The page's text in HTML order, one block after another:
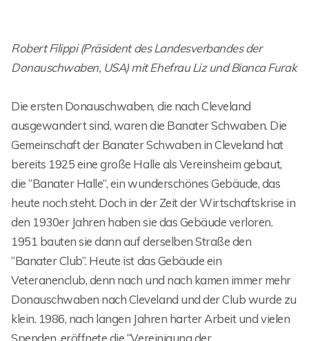
Robert Filippi (Präsident des Landesverbandes der
Donauschwaben, USA) mit Ehefrau Liz und Bianca Furak
Die ersten Donauschwaben, die nach Cleveland
ausgewandert sind, waren die Banater Schwaben. Die
Gemeinschaft der Banater Schwaben in Cleveland hat
bereits 1925 eine große Halle als Vereinsheim gebaut,
die “Banater Halle”, ein wunderschönes Gebäude, das
heute noch steht. Doch in der Zeit der Wirtschaftskrise in
den 1930er Jahren haben sie das Gebäude verloren.
1951 bauten sie dann auf derselben Straße den
“Banater Club”. Heute ist das Gebäude ein
Veteranenclub, denn nach und nach kamen immer mehr
Donauschwaben nach Cleveland und der Club wurde zu
klein. 1986, nach langen Jahren harter Arbeit und vielen
Spenden, eröffnete die “Vereinigung der